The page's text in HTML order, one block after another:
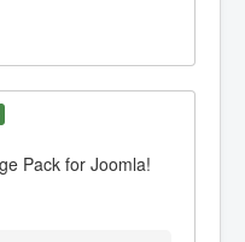
Pack for Joomla!